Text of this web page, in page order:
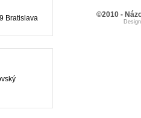
Bratislava ©2010 -